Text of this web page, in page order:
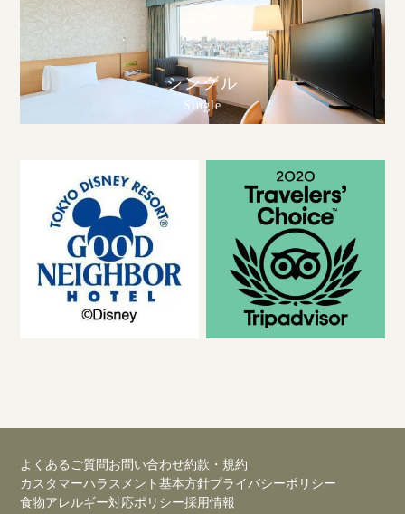
シングル
Single
よくあるご質問 お問い合わせ約款・規約
カスタマーハラスメント基本方針プライバシーポリシー
食物アレルギー対応ポリシー採用情報